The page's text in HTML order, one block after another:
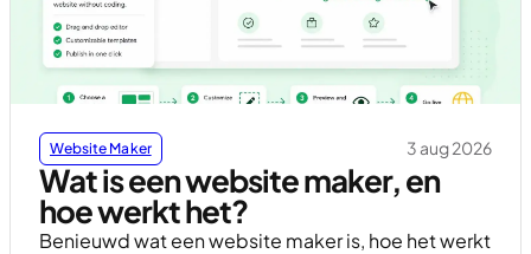
Website Maker 3 aug 2026
Wat is een website maker, en
hoe werkt het?
Benieuwd wat een website maker is, hoe het werkt